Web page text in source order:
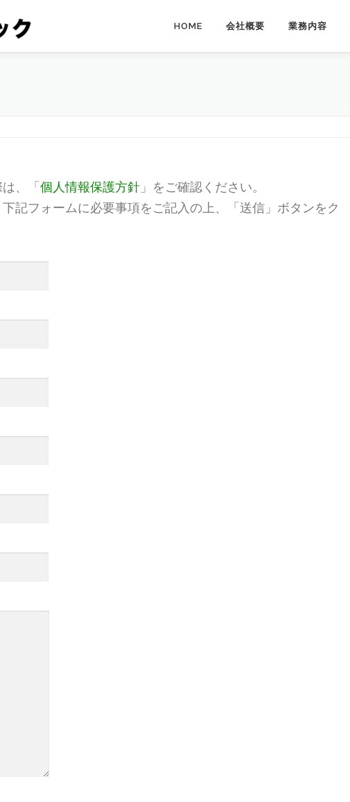
HOME 会社概要 業務内容
、「個人情報保護方針 」をご確認ください。
記フォームに必要事項をご記入の上、「送信」ボタンをク